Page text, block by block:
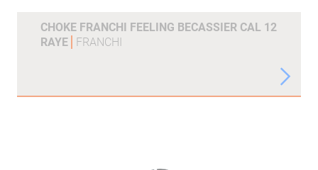
CHOKE FRANCHI FEELING BECASSIER CAL 12
RAYE
FRANCHI